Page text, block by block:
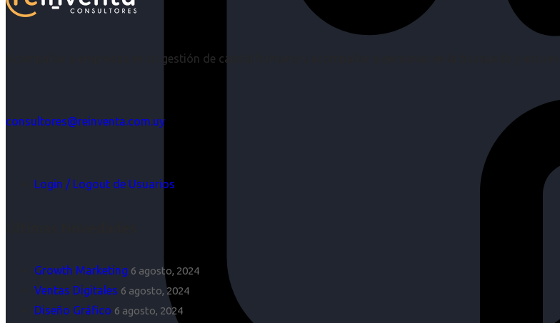
Acompañar a empresas en su gestión de capital humano y acompañar a personas en la búsqueda y
consultores@reinventa.com.uy
Login / Logout de Usuarios
Growth Marketing 6 agosto, 2024
Ventas Digitales 6 agosto, 2024
Diseño Gráfico 6 agosto, 2024